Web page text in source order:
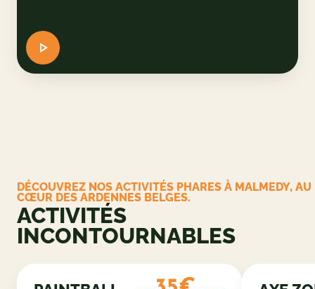
DÉCOUVREZ NOS ACTIVITÉS PHARES À MALMEDY, AU
CŒUR DES ARDENNES BELGES.
ACTIVITÉS
INCONTOURNABLES